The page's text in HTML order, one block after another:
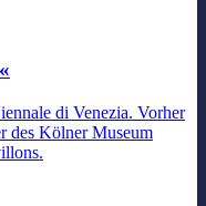
di Venezia. Vorher
des Kölner Museum